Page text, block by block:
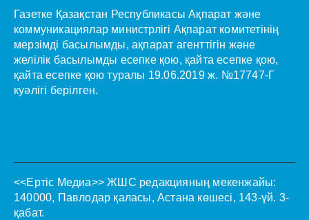
Газетке Қазақстан Республикасы Ақпарат және
коммуникациялар министрлігі Ақпарат комитетінің
мерзімді басылымды, ақпарат агенттігін және
желілік басылымды есепке қою, қайта есепке қою,
қайта есепке қою туралы 19.06.2019 ж. №17747-Г
куәлігі берілген.
<<Ертіс Медиа>> ЖШС редакцияның мекенжайы:
140000, Павлодар қаласы, Астана көшесі, 143-үй. 3-
қабат.